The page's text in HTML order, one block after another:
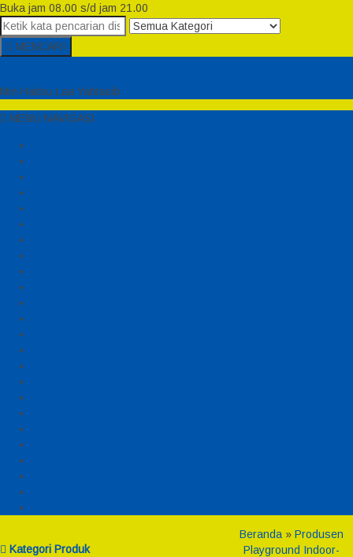
Buka jam 08.00 s/d jam 21.00
MENCARI
Min Haitsu Laa Yahtasib
MENU NAVIGASI
Kategori Produk
Beranda» Produsen
Playground Indoor-